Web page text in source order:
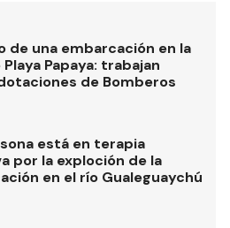
de una embarcación en la
Papaya: trabajan
de Bomberos
está en terapia
por la exploción de la
en el río Gualeguaychú